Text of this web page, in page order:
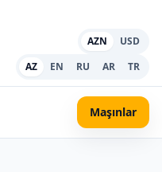
AZN
USD
AZ
EN RU AR TR
Maşınlar